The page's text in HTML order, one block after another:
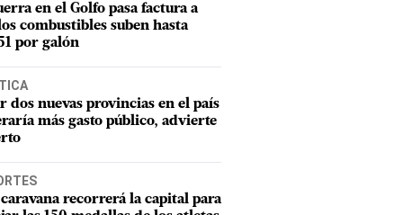
en el Golfo pasa factura a
combustibles suben hasta
por galón
dos nuevas provincias en el país
más gasto público, advierte
caravana recorrerá la capital para